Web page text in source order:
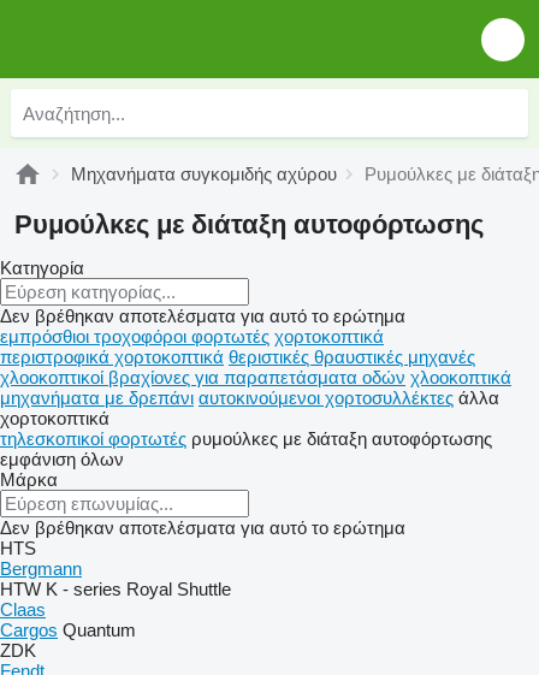
Μηχανήματα συγκομιδής αχύρου Ρυμούλκες με
Ρυμούλκες με διάταξη αυτοφόρτωσης
Κατηγορία
Δεν βρέθηκαν αποτελέσματα για αυτό το ερώτημα
εμπρόσθιοι τροχοφόροι φορτωτές χορτοκοπτικά
περιστροφικά χορτοκοπτικά θεριστικές θραυστικές μηχανές
χλοοκοπτικοί βραχίονες για παραπετάσματα οδών χλοοκοπτικά
μηχανήματα με δρεπάνι αυτοκινούμενοι χορτοσυλλέκτες άλλα
χορτοκοπτικά
τηλεσκοπικοί φορτωτές ρυμούλκες με διάταξη αυτοφόρτωσης
εμφάνιση όλων
Μάρκα
Δεν βρέθηκαν αποτελέσματα για αυτό το ερώτημα
HTS
Bergmann
HTW K - series Royal Shuttle
Claas
Cargos Quantum
ZDK
Fendt